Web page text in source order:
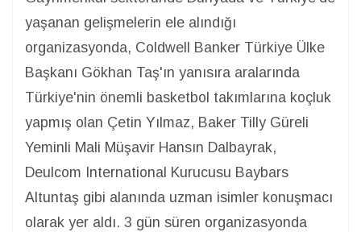
yaşanan gelişmelerin ele alındığı
organizasyonda, Coldwell Banker Türkiye Ülke
Başkanı Gökhan Taş'ın yanısıra aralarında
Türkiye'nin önemli basketbol takımlarına koçluk
yapmış olan Çetin Yılmaz, Baker Tilly Güreli
Yeminli Mali Müşavir Hansın Dalbayrak,
Deulcom International Kurucusu Baybars
Altuntaş gibi alanında uzman isimler konuşmacı
olarak yer aldı. 3 gün süren organizasyonda